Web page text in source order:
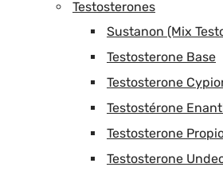
Testosterones
Sustanon (Mix
Testosterone Base
Testosterone
Testostérone
Testosterone
Testosterone